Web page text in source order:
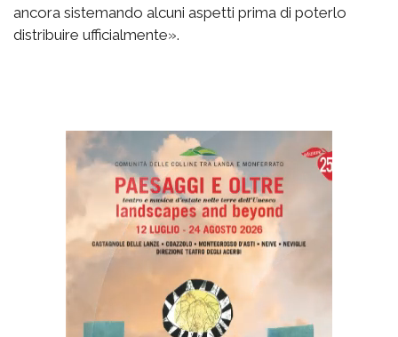
ancora sistemando alcuni aspetti prima di poterlo
distribuire ufficialmente».